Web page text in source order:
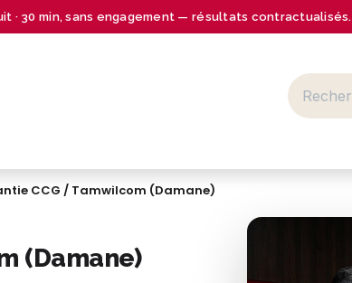
· 30 min, sans engagement — résultats contractualisés.
CCG / Tamwilcom (Damane)
(Damane)